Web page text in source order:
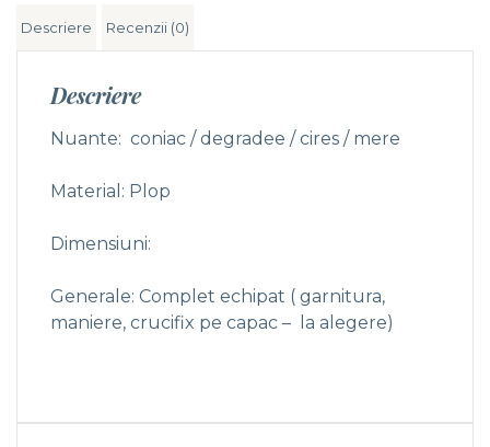
Descriere Recenzii (0)
Descriere
Nuante: coniac / degradee / cires / mere
Material: Plop
Dimensiuni:
Generale: Complet echipat ( garnitura,
maniere, crucifix pe capac – la alegere)